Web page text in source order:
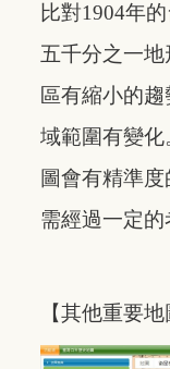
比對1904年
五千分之一
區有縮小的
域範圍有變
圖會有精準
需經過一定的
【其他重要地